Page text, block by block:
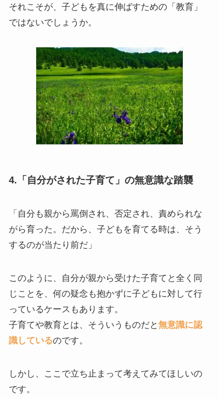
それこそが、子どもを真に伸ばすための「教育」
ではないでしょうか。
4.「自分がされた子育て」の無意識な踏襲
「自分も親から罵倒され、否定され、責められな
がら育った。だから、子どもを育てる時は、そう
するのが当たり前だ」
このように、自分が親から受けた子育てと全く同
じことを、何の疑念も抱かずに子どもに対して行
っているケースもあります。
子育てや教育とは、そういうものだと 無意識に認
識しているのです。
しかし、ここで立ち止まって考えてみてほしいの
です。